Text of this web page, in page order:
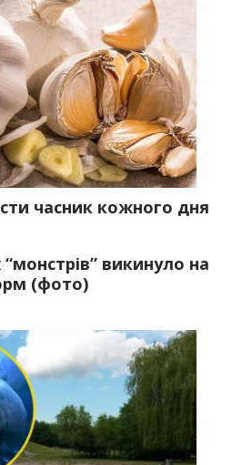
часник кожного дня
“монстрів” викинуло на
(фото)